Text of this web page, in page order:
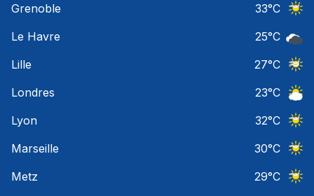
Grenoble
33°C
Le Havre
25°C
Lille
27°C
Londres
23°C
Lyon
32°C
Marseille
30°C
Metz
29°C